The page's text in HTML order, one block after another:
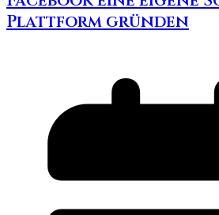
Plattform gründen